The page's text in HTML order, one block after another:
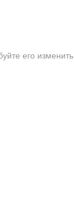
его изменить.